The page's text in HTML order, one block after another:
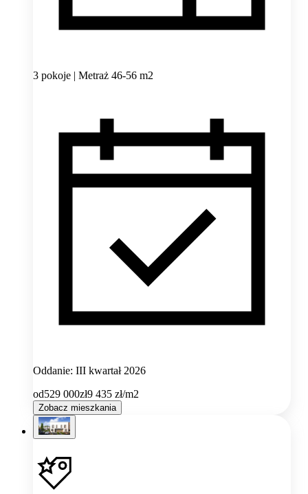
3 pokoje | Metraż 46-56 m2
Oddanie: III kwartał 2026
od529 000zł9 435 zł/m2
Zobacz mieszkania